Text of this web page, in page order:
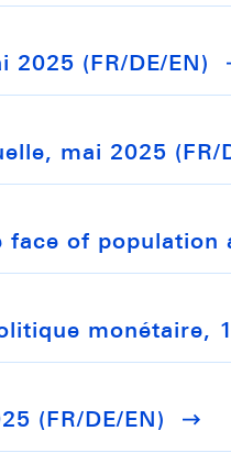
2025 (FR/DE/EN)
mai 2025 (FR/
of population
monétaire,
(FR/DE/EN)